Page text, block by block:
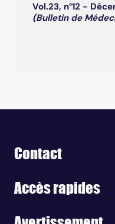
Vol.23, n°12 -
(Bulletin de
Contact
Accès rapides